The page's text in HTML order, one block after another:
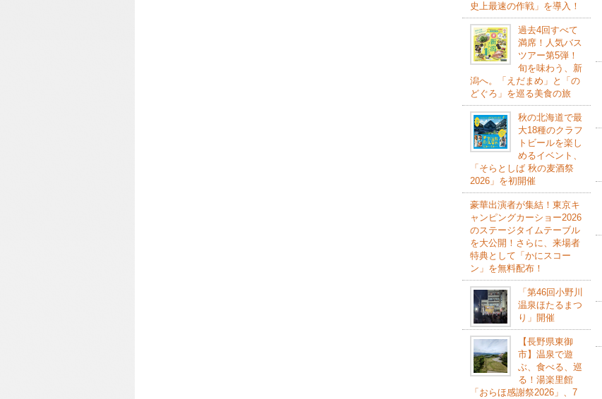
史上最速の作戦」を導入！
過去4回すべて
満席！人気バス
ツアー第5弾！
旬を味わう、新
潟へ。「えだまめ」と「の
どぐろ」を巡る美食の旅
秋の北海道で最
大18種のクラフ
トビールを楽し
めるイベント、
「そらとしば 秋の麦酒祭
2026」を初開催
豪華出演者が集結！東京キ
ャンピングカーショー2026
のステージタイムテーブル
を大公開！さらに、来場者
特典として「かにスコー
ン」を無料配布！
「第46回小野川
温泉ほたるまつ
り」開催
【長野県東御
市】温泉で遊
ぶ、食べる、巡
る！湯楽里館
「おらほ感謝祭2026」、7